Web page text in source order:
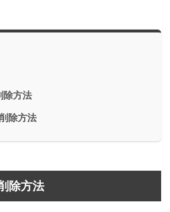
方法
除方法
除方法